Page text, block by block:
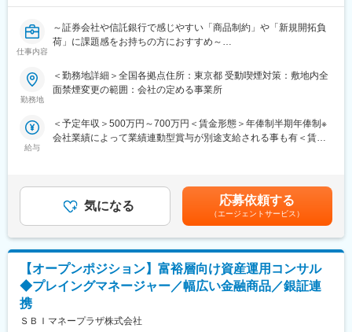
仕事内容
～証券会社や信託銀行で感じやすい「商品制約」や「新規開拓負
荷」に課題感をお持ちの方におすすめ～
■概要
SBIグループの対面金融チャネルを担う当社にて、富裕層個人・経
営者・法人に対する資産運用コンサルティングをお任せします。
決定します。
幅広い商品ラインナップと銀行連携による顧客基盤を活かし、顧
（1） 直営店舗（SBIマネープラザ）
・既存顧客（約300～500名/人）への深耕営業および、税理士等
からの紹介を通じた資産運用提案を担当。
・株式・投信・債券に加え、不動産小口化商品やオルタナティブ
投資など幅広い商材を扱い、顧客の資産全体に踏み込んだ提案が
可能。
（2） 地方銀行との共同店舗
サルティングを実施。
勤務地
＜勤務地詳細＞全国各拠点住所：東京都 受動喫煙対策：敷地内全
面禁煙変更の範囲：会社の定める事業所
給与
＜予定年収＞500万円～700万円＜賃金形態＞年俸制半期年俸制※
会社業績によって業績連動型賞与が別途支給される事も有＜賃金
くまでも目安の金額であり、選考を通じて上下する可能性があり
ます。・賞与：1回／年（業績連動）、昇給：2回／年賃金はあく
までも目安の金額であり、選考を通じて上下する可能性がありま
す。月給(月額)は固定手当を含めた表記です。
気になる 応募依頼する
（エージェントサービス）
【オープンポジション】富裕層向け資産運用コンサル
◆プレイングマネージャー／幅広い金融商品／銀証連
携
ＳＢＩマネープラザ株式会社